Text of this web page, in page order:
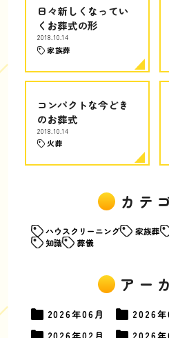
日々新しくなってい
くお葬式の形
2018.10.14
家族葬
コンパクトな今どき
のお葬式
2018.10.14
火葬
カテ
ハウスクリーニング 家族葬
知識
葬儀
アー
2026年06月 2026年
2026年02月 2026年